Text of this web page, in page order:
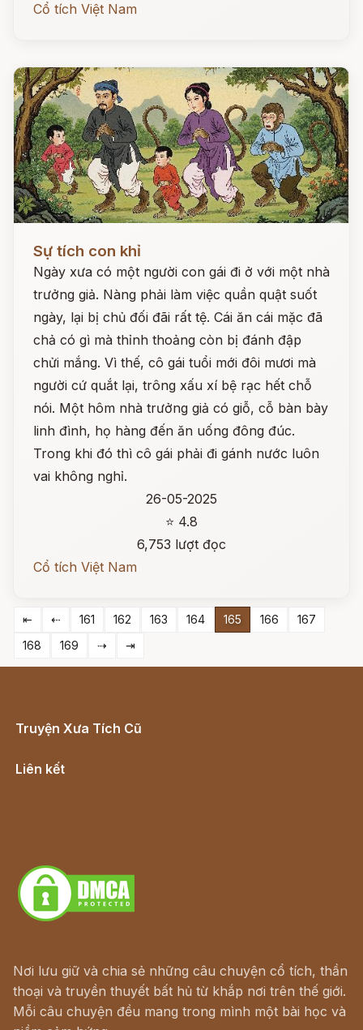
Cổ tích Việt Nam
Sự tích con khỉ
Ngày xưa có một người con gái đi ở với một nhà
trưởng giả. Nàng phải làm việc quần quật suốt
ngày, lại bị chủ đối đãi rất tệ. Cái ăn cái mặc đã
chả có gì mà thỉnh thoảng còn bị đánh đập
chửi mắng. Vì thế, cô gái tuổi mới đôi mươi mà
người cứ quắt lại, trông xấu xí bệ rạc hết chỗ
nói. Một hôm nhà trưởng giả có giỗ, cỗ bàn bày
linh đình, họ hàng đến ăn uống đông đúc.
Trong khi đó thì cô gái phải đi gánh nước luôn
vai không nghỉ.
26-05-2025
⭐ 4.8
6,753 lượt đọc
Cổ tích Việt Nam
⇤ ⇠ 161 162 163 164 165 166
167
168
169 ⇢ ⇥
Truyện Xưa Tích Cũ
Liên kết
Nơi lưu giữ và chia sẻ những câu chuyện cổ tích, thần
thoại và truyền thuyết bất hủ từ khắp nơi trên thế giới.
Mỗi câu chuyện đều mang trong mình một bài học và